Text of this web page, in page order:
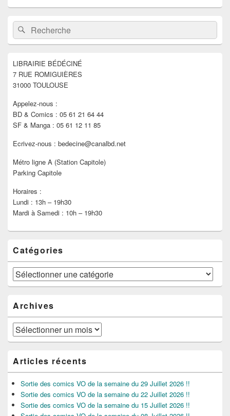
Zone
principale
de
widget
barre
latérale
Recherche :Rechercher
LIBRAIRIE BÉDÉCINÉ
7 RUE ROMIGUIÈRES
31000 TOULOUSE
Appelez-nous :
BD & Comics : 05 61 21 64 44
SF & Manga : 05 61 12 11 85
Ecrivez-nous : bedecine@canalbd.net
Métro ligne A (Station Capitole)
Parking Capitole
Horaires :
Lundi : 13h – 19h30
Mardi à Samedi : 10h – 19h30
Catégories
Catégories
Archives
Archives
Articles récents
Sortie des comics VO de la semaine du 29 Juillet 2026 !!
Sortie des comics VO de la semaine du 22 Juillet 2026 !!
Sortie des comics VO de la semaine du 15 Juillet 2026 !!